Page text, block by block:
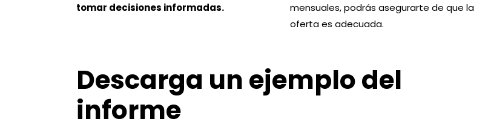
tomar decisiones informadas.
mensuales, podrás asegurarte de que la
oferta es adecuada.
Descarga un ejemplo del
informe